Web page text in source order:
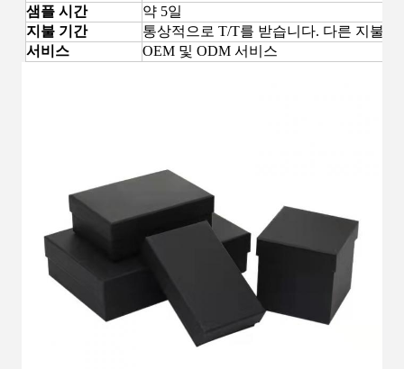
메시지를 남겨주세요
곧 다시 연락 드리겠습니다!
샘플 시간
약 5일
지불 기간
통상적으로 T/T를 받습니다. 다른 지불
서비스
OEM 및 ODM 서비스